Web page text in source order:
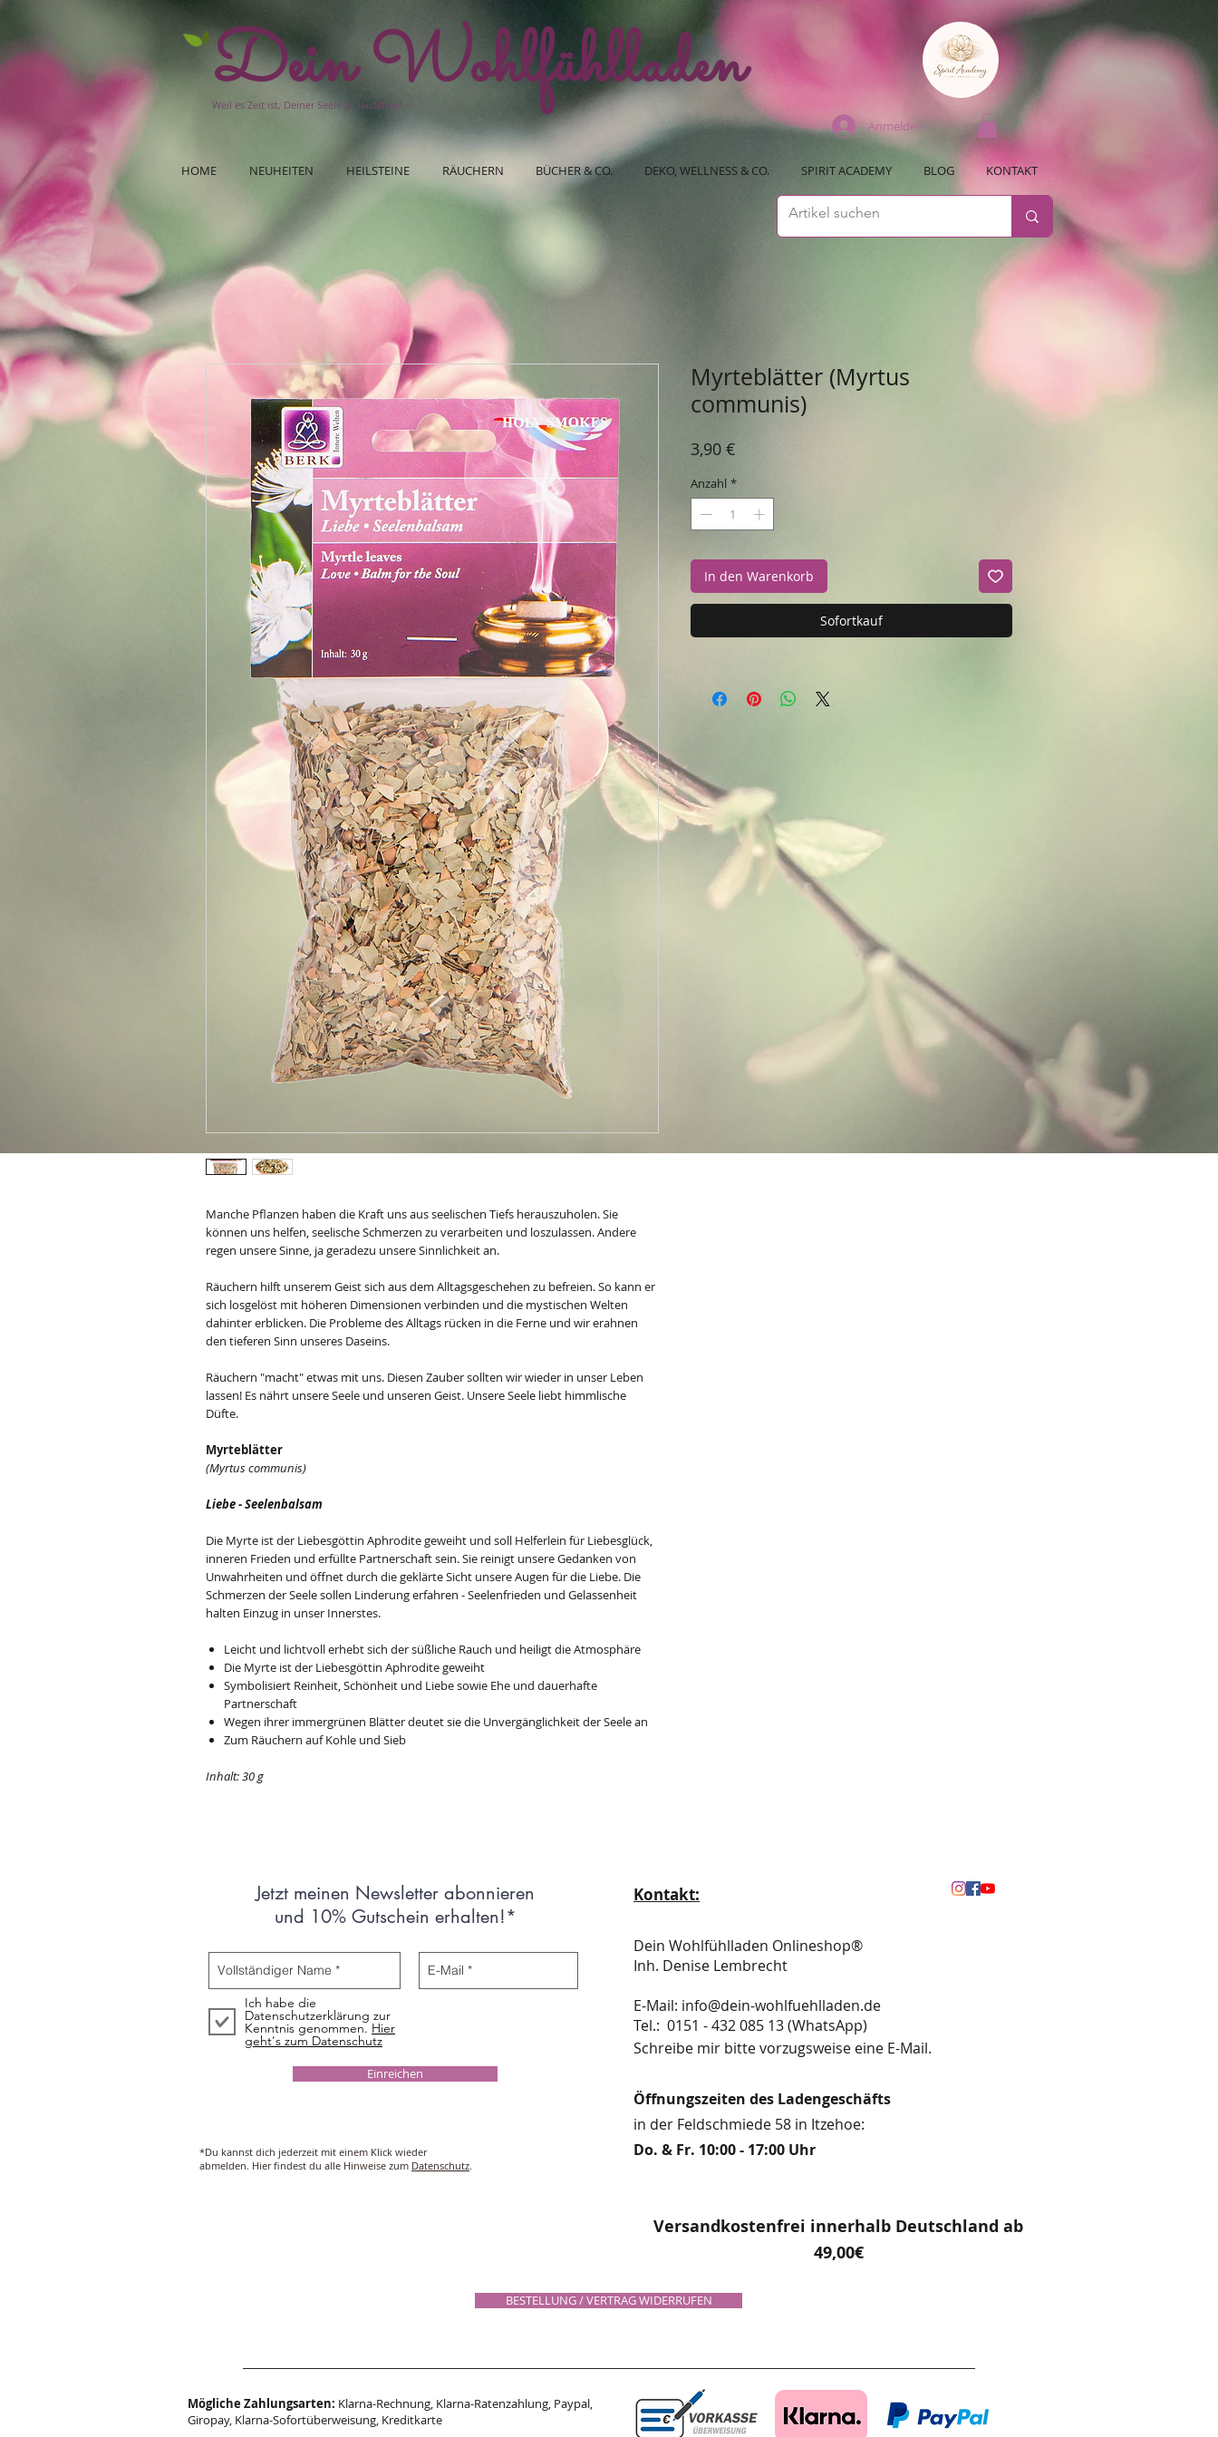
Dein Wohlfühlladen
Weil es Zeit ist, Deiner Seele zu lauschen!
Anmelden
HOME NEUHEITEN HEILSTEINE RÄUCHERN BÜCHER & CO. DEKO, WELLNESS & CO. SPIRIT ACADEMY BLOG KONTAKT
Manche Pflanzen haben die Kraft uns aus seelischen Tiefs herauszuholen. Sie
können uns helfen, seelische Schmerzen zu verarbeiten und loszulassen. Andere
regen unsere Sinne, ja geradezu unsere Sinnlichkeit an.
Räuchern hilft unserem Geist sich aus dem Alltagsgeschehen zu befreien. So kann er
sich losgelöst mit höheren Dimensionen verbinden und die mystischen Welten
dahinter erblicken. Die Probleme des Alltags rücken in die Ferne und wir erahnen
den tieferen Sinn unseres Daseins.
Räuchern "macht" etwas mit uns. Diesen Zauber sollten wir wieder in unser Leben
lassen! Es nährt unsere Seele und unseren Geist. Unsere Seele liebt himmlische
Düfte.
Myrteblätter
(Myrtus communis)
Liebe - Seelenbalsam
Die Myrte ist der Liebesgöttin Aphrodite geweiht und soll Helferlein für Liebesglück,
inneren Frieden und erfüllte Partnerschaft sein. Sie reinigt unsere Gedanken von
Unwahrheiten und öffnet durch die geklärte Sicht unsere Augen für die Liebe. Die
Schmerzen der Seele sollen Linderung erfahren - Seelenfrieden und Gelassenheit
halten Einzug in unser Innerstes.
Leicht und lichtvoll erhebt sich der süßliche Rauch und heiligt die Atmosphäre
Die Myrte ist der Liebesgöttin Aphrodite geweiht
Symbolisiert Reinheit, Schönheit und Liebe sowie Ehe und dauerhafte
Partnerschaft
Wegen ihrer immergrünen Blätter deutet sie die Unvergänglichkeit der Seele an
Zum Räuchern auf Kohle und Sieb
Inhalt: 30 g
Myrteblätter (Myrtus
communis)
3,90 €
Anzahl *
In den Warenkorb
Sofortkauf
Jetzt meinen Newsletter abonnieren
und 10% Gutschein erhalten!*
Ich habe die
Datenschutzerklärung zur
Kenntnis genommen. Hier
geht's zum Datenschutz
Einreichen
*Du kannst dich jederzeit mit einem Klick wieder
abmelden. Hier findest du alle Hinweise zum Datenschutz.
Kontakt:
Dein Wohlfühlladen Onlineshop®
Inh. Denise Lembrecht
E-Mail: info@dein-wohlfuehlladen.de
​​​​​​​​​​​​​​​​​​​​Tel.: 0151 - 432 085 13 (WhatsApp)
Schreibe mir bitte vorzugsweise eine E-Mail.
Öffnungszeiten des Ladengeschäfts
in der Feldschmiede 58 in Itzehoe:
Do. & Fr. 10:00 - 17:00 Uhr
Versandkostenfrei innerhalb Deutschland ab
49,00€
BESTELLUNG / VERTRAG WIDERRUFEN
Mögliche Zahlungsarten: Klarna-Rechnung, Klarna-Ratenzahlung, Paypal,
Giropay, Klarna-Sofortüberweisung, Kreditkarte